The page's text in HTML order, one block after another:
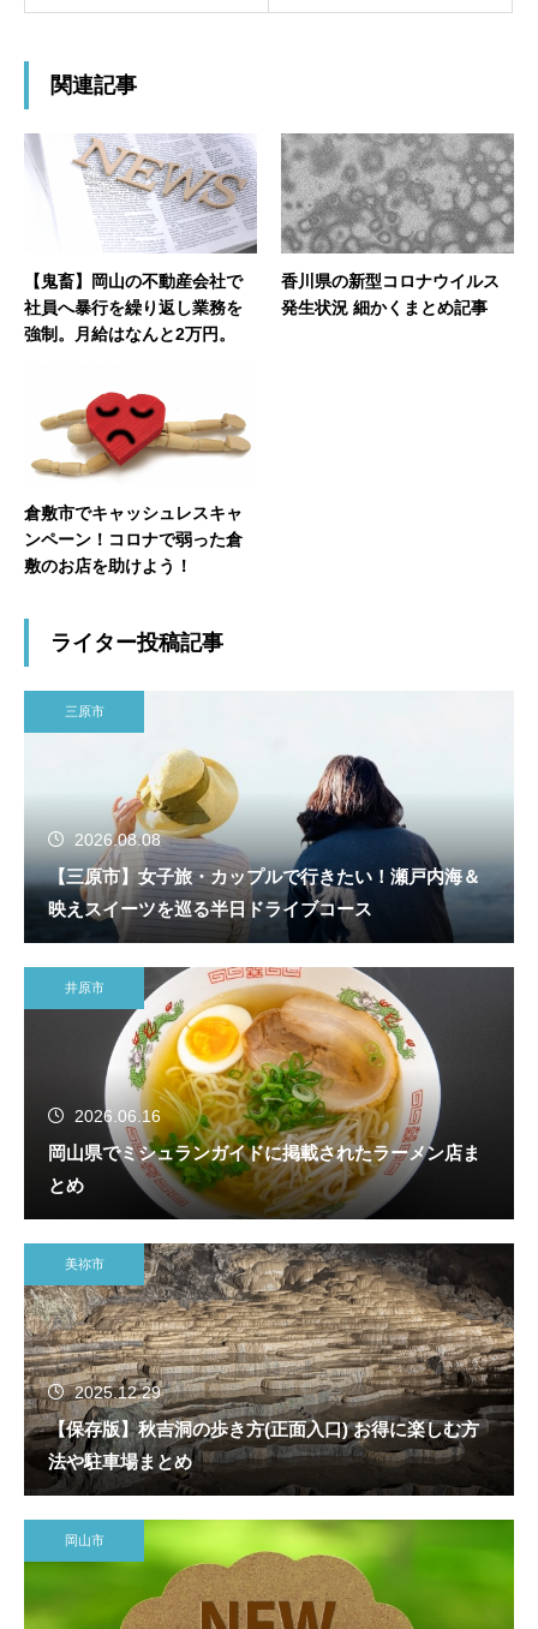
関連記事
【鬼畜】岡山の不動産会社で
社員へ暴行を繰り返し業務を
強制。月給はなんと2万円。
香川県の新型コロナウイルス
発生状況 細かくまとめ記事
倉敷市でキャッシュレスキャ
ンペーン！コロナで弱った倉
敷のお店を助けよう！
ライター投稿記事
三原市
2026.08.08
【三原市】女子旅・カップルで行きたい！瀬戸内海＆
映えスイーツを巡る半日ドライブコース
井原市
2026.06.16
岡山県でミシュランガイドに掲載されたラーメン店ま
とめ
美祢市
2025.12.29
【保存版】秋吉洞の歩き方(正面入口) お得に楽しむ方
法や駐車場まとめ
岡山市